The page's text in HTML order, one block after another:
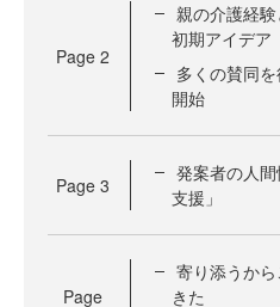
Page 2
親の介護経
初期アイデア
多くの賛同
開始
Page 3
発案者の人
支援」
Page
寄り添うか
きた